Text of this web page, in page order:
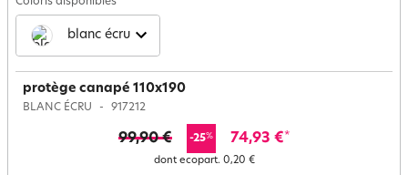
blanc écru
protège canapé 110x190
BLANC ÉCRU 917212
99,90 € -25% 74,93 €*
dont ecopart. 0,20 €